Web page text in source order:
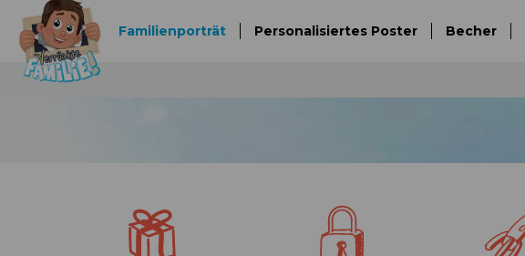
Familienporträt Personalisiertes Poster Becher